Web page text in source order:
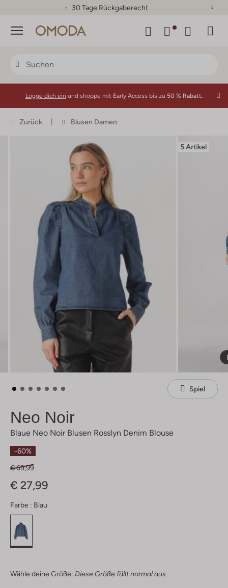
30 Tage Rückgaberecht
Menü
Logge dich ein und shoppe mit Early Access bis zu 50 % Rabatt.
Zurück Blusen Damen
5 Artikel
Spiel
Neo Noir
Blaue Neo Noir Blusen Rosslyn Denim Blouse
-60%
€ 69,99
€ 27,99
Farbe : Blau
Wähle deine Größe: Diese Größe fällt normal aus